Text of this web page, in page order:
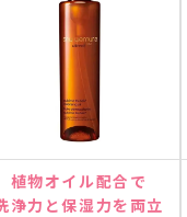
植物オイル配合で
浄力と保湿力を両立